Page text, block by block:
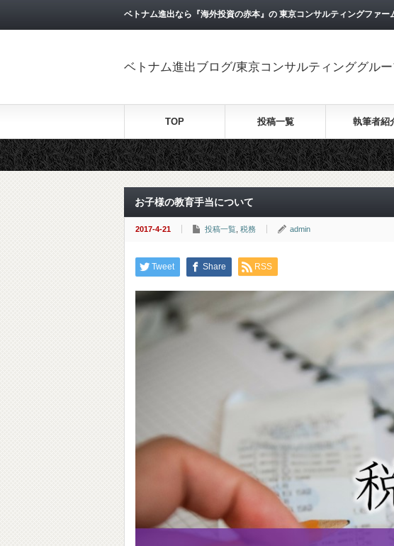
ベトナム進出なら『海外投資の赤本』の 東京コンサルティングファー
ベトナム進出ブログ/東京コンサルティンググル
TOP 投稿一覧 執筆者紹
お子様の教育手当について
2017-4-21 投稿一覧 税務 admin
Tweet Share RSS